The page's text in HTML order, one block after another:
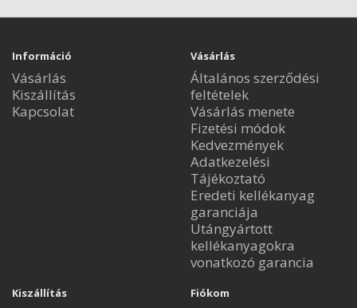
Információ
Vásárlás
Kiszállítás
Kapcsolat
Vásárlás
Általános szerződési
feltételek
Vásárlás menete
Fizetési módok
Kedvezmények
Adatkezelési
Tájékoztató
Eredeti kellékanyag
garanciája
Utángyártott
kellékanyagokra
vonatkozó garancia
Kiszállítás Fiókom